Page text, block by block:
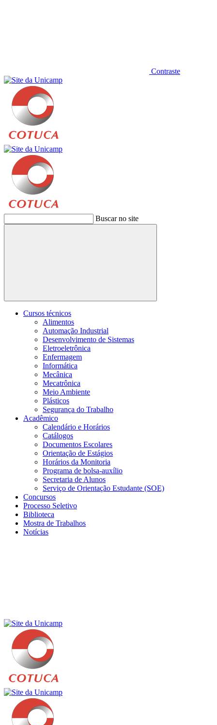
Contraste
Buscar no site
Buscar
Cursos técnicos
Alimentos
Automação Industrial
Desenvolvimento de Sistemas
Eletroeletrônica
Enfermagem
Informática
Mecânica
Mecatrônica
Meio Ambiente
Plásticos
Segurança do Trabalho
Acadêmico
Calendário e Horários
Catálogos
Documentos Escolares
Orientação de Estágios
Horários da Monitoria
Programa de bolsa-auxílio
Secretaria de Alunos
Serviço de Orientação Estudante (SOE)
Concursos
Processo Seletivo
Biblioteca
Mostra de Trabalhos
Notícias